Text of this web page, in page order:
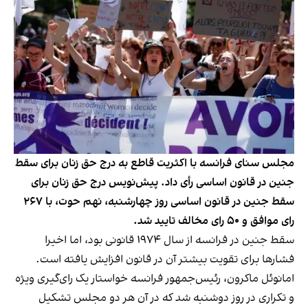
مجلس سنای فرانسه با اکثریت قاطع به درج حق زنان برای سقط
جنین در قانون اساسی رأی داد. پیش‌نویس درج حق زنان برای
سقط جنین در قانون اساسی روز چهارشنبه، نهم حوت، با ۲۶۷
رای موافق و ۵۰ رای مخالف تایید شد.
سقط جنین در فرانسه از سال ۱۹۷۴ قانونی بود، اما اخیرا
فشارها برای تقویت بیشتر آن در قانون افزایش یافته است.
امانوئل ماکرون، رئیس‌جمهور فرانسه خواستار یک رای‌گیری ویژه
و تکراری در روز دوشنبه شد که در آن هر دو مجلس تشکیل